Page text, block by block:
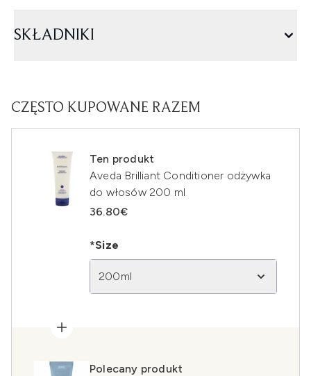
SKŁADNIKI
CZĘSTO KUPOWANE RAZEM
Ten produkt
Aveda Brilliant Conditioner odżywka
do włosów 200 ml
36.80€
*Size
200ml
Polecany produkt